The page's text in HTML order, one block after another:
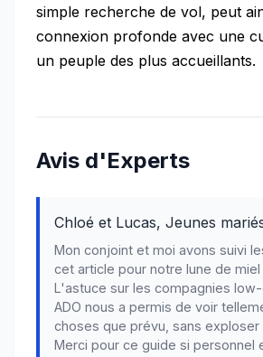
simple recherche de vol, peut
connexion profonde avec une
un peuple des plus accueillants.
Avis d'Experts
Chloé et Lucas, Jeunes mariés
Mon conjoint et moi avons suivi
cet article pour notre lune de miel
L'astuce sur les compagnies
ADO nous a permis de voir
choses que prévu, sans
Merci pour ce guide si personnel